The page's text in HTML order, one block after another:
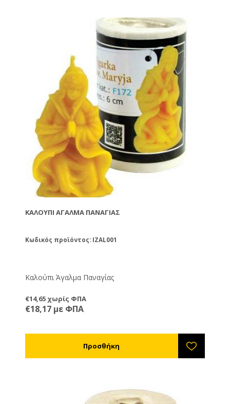
ΚΑΛΟΎΠΙ ΆΓΑΛΜΑ ΠΑΝΑΓΊΑΣ
Κωδικός προϊόντος: IZAL001
Καλούπι Άγαλμα Παναγίας
€14,65 χωρίς ΦΠΑ
€18,17 με ΦΠΑ